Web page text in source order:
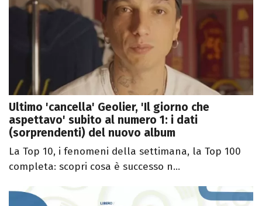
Ultimo 'cancella' Geolier, 'Il giorno che
aspettavo' subito al numero 1: i dati
(sorprendenti) del nuovo album
La Top 10, i fenomeni della settimana, la Top 100
completa: scopri cosa è successo n...